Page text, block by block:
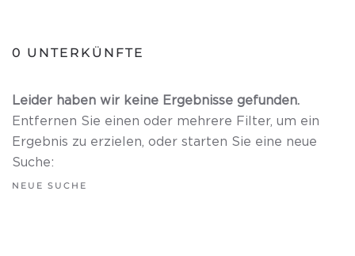
0 UNTERKÜNFTE
Leider haben wir keine Ergebnisse gefunden.
Entfernen Sie einen oder mehrere Filter, um ein
Ergebnis zu erzielen, oder starten Sie eine neue
Suche:
NEUE SUCHE